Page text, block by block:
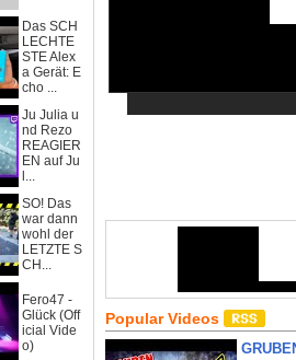
Das SCH
LECHTE
STE Alex
a Gerät: E
cho ...
Ju Julia u
nd Rezo
REAGIER
EN auf Ju
l...
SO! Das
war dann
wohl der
LETZTE S
CH...
Fero47 -
Glück (Off
icial Vide
o)
Popular Videos